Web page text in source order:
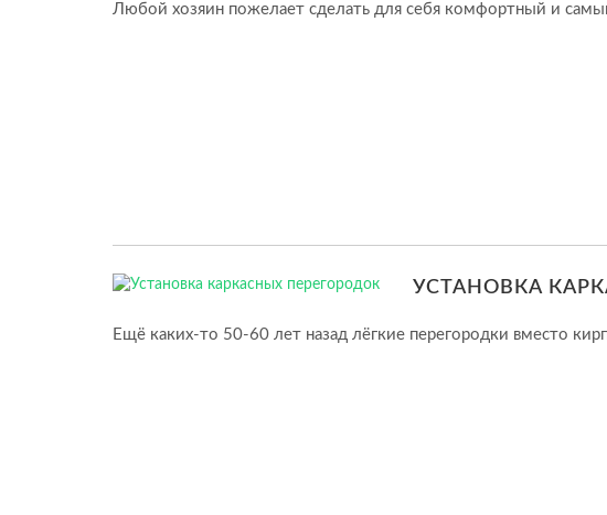
Любой хозяин пожелает сделать для себя комфортный и
УСТАНОВКА
Ещё каких-то 50-60 лет назад лёгкие перегородки вместо